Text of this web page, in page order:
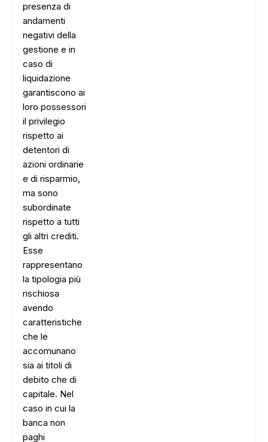
presenza di
andamenti
negativi della
gestione e in
caso di
liquidazione
garantiscono ai
loro possessori
il privilegio
rispetto ai
detentori di
azioni ordinarie
e di risparmio,
ma sono
subordinate
rispetto a tutti
gli altri crediti.
Esse
rappresentano
la tipologia più
rischiosa
avendo
caratteristiche
che le
accomunano
sia ai titoli di
debito che di
capitale. Nel
caso in cui la
banca non
paghi